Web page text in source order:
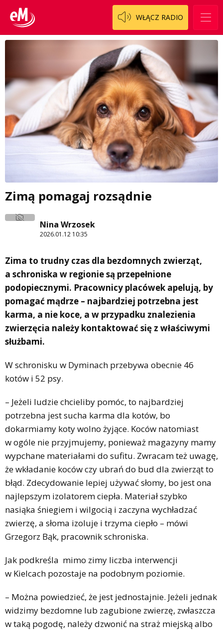
WŁĄCZ RADIO
Zimą pomagaj rozsądnie
Nina Wrzosek
2026.01.12 10:35
Zima to trudny czas dla bezdomnych zwierząt,
a schroniska w regionie są przepełnione
podopiecznymi. Pracownicy placówek apelują, by
pomagać mądrze – najbardziej potrzebna jest
karma, a nie koce, a w przypadku znalezienia
zwierzęcia należy kontaktować się z właściwymi
służbami.
W schronisku w Dyminach przebywa obecnie 46
kotów i 52 psy.
– Jeżeli ludzie chcieliby pomóc, to najbardziej
potrzebna jest sucha karma dla kotów, bo
dokarmiamy koty wolno żyjące. Koców natomiast
w ogóle nie przyjmujemy, ponieważ magazyny mamy
wypchane materiałami do sufitu. Zwracam też uwagę,
że wkładanie koców czy ubrań do bud dla zwierząt to
błąd. Zdecydowanie lepiej używać słomy, bo jest ona
najlepszym izolatorem ciepła. Materiał szybko
nasiąka śniegiem i wilgocią i zaczyna wychładzać
zwierzę, a słoma izoluje i trzyma ciepło – mówi
Grzegorz Bąk, pracownik schroniska.
Jak podkreśla mimo zimy liczba interwencji
w Kielcach pozostaje na podobnym poziomie.
– Można powiedzieć, że jest jednostajnie. Jeżeli jednak
widzimy bezdomne lub zagubione zwierzę, zwłaszcza
w taką pogodę, należy dzwonić na straż miejską albo